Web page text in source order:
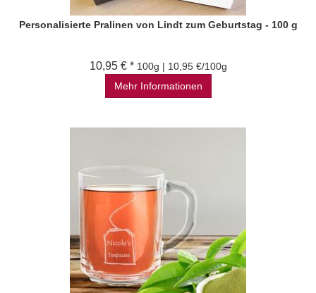
Personalisierte Pralinen von Lindt zum Geburtstag - 100 g
10,95 € * 100g | 10,95 €/100g
Mehr Informationen